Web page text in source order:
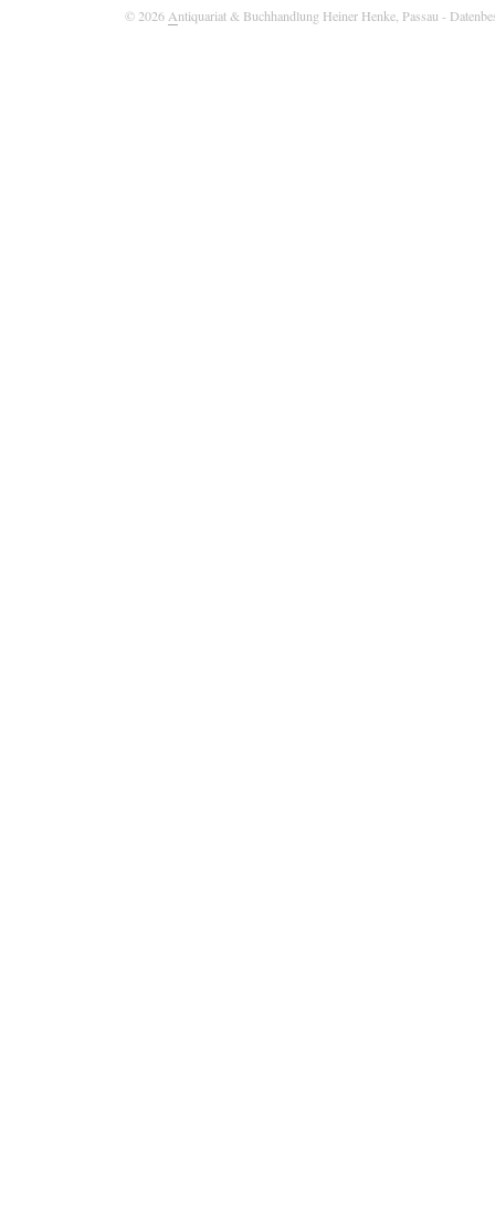
© 2026 Antiquariat & Buchhandlung Heiner Henke, Passau -